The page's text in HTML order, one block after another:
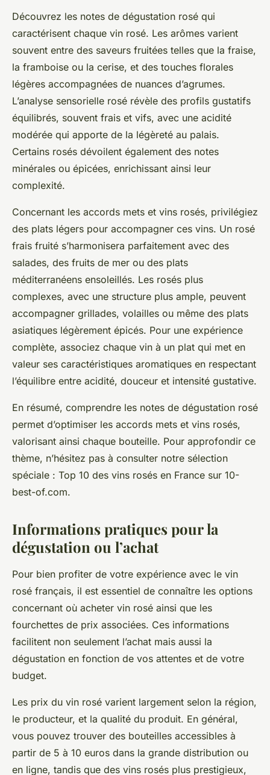
Découvrez les notes de dégustation rosé qui
caractérisent chaque vin rosé. Les arômes varient
souvent entre des saveurs fruitées telles que la fraise,
la framboise ou la cerise, et des touches florales
légères accompagnées de nuances d’agrumes.
L’analyse sensorielle rosé révèle des profils gustatifs
équilibrés, souvent frais et vifs, avec une acidité
modérée qui apporte de la légèreté au palais.
Certains rosés dévoilent également des notes
minérales ou épicées, enrichissant ainsi leur
complexité.
Concernant les accords mets et vins rosés, privilégiez
des plats légers pour accompagner ces vins. Un rosé
frais fruité s’harmonisera parfaitement avec des
salades, des fruits de mer ou des plats
méditerranéens ensoleillés. Les rosés plus
complexes, avec une structure plus ample, peuvent
accompagner grillades, volailles ou même des plats
asiatiques légèrement épicés. Pour une expérience
complète, associez chaque vin à un plat qui met en
valeur ses caractéristiques aromatiques en respectant
l’équilibre entre acidité, douceur et intensité gustative.
En résumé, comprendre les notes de dégustation rosé
permet d’optimiser les accords mets et vins rosés,
valorisant ainsi chaque bouteille. Pour approfondir ce
thème, n’hésitez pas à consulter notre sélection
spéciale : Top 10 des vins rosés en France sur 10-
best-of.com.
Informations pratiques pour la
dégustation ou l’achat
Pour bien profiter de votre expérience avec le vin
rosé français, il est essentiel de connaître les options
concernant où acheter vin rosé ainsi que les
fourchettes de prix associées. Ces informations
facilitent non seulement l’achat mais aussi la
dégustation en fonction de vos attentes et de votre
budget.
Les prix du vin rosé varient largement selon la région,
le producteur, et la qualité du produit. En général,
vous pouvez trouver des bouteilles accessibles à
partir de 5 à 10 euros dans la grande distribution ou
en ligne, tandis que des vins rosés plus prestigieux,